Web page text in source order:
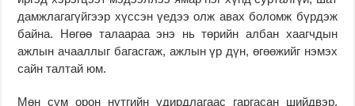
дамжлагагүйгээр хүссэн үедээ олж авах боломж бүрдэж
байна. Нөгөө талаараа энэ нь төрийн албан хаагчдын
ажлын ачааллыг багасгаж, ажлын үр дүн, өгөөжийг нэмэх
сайн талтай юм.
Мөн сум орон нутгийн удирдлагаас гаргасан шийдвэр,